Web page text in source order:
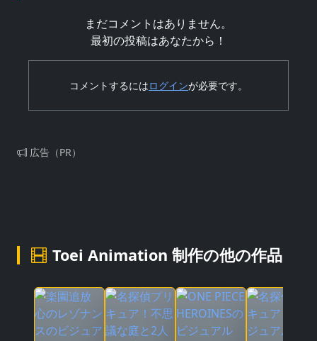
まだコメントはありません。
最初の投稿はあなたから！
コメントするにはログインが必要です。
広告（PR）
Toei Animation 制作の他の作品